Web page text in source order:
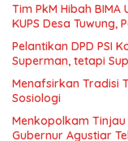
Tim PkM Hibah
KUPS Desa Tuwung,
Pelantikan DPD PSI
Superman, tetapi
Menafsirkan Tradisi
Sosiologi
Menkopolkam
Gubernur Agustiar